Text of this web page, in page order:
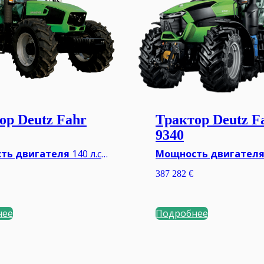
Deutz Fahr
двигателя 140 л.с.
об/мин.
Трактор Deutz
9340
Мощность двигателя
ВОМ540Е/1000/1000E
387 282 €
Подробнее